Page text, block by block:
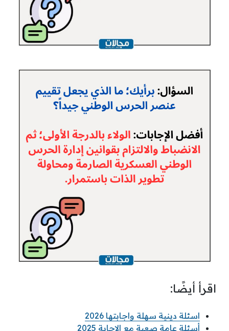
اقرأ أيضًا:
اسئلة دينية سهلة واجابتها 2026
أسئلة عامة صعبة مع الإجابة 2025